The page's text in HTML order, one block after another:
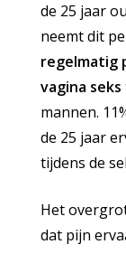
de 25 jaar
neemt dit
regelmatig
vagina seks
mannen.
de 25 jaar
tijdens de
Het
dat pijn